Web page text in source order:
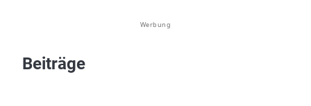
Werbung
Beiträge